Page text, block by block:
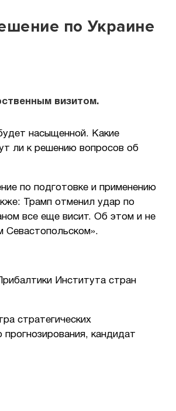
по Украине
визитом.
насыщенной. Какие
ли к решению вопросов об
по подготовке и применению
Трамп отменил удар по
все еще висит. Об этом и не
Севастопольском».
Института стран
стратегических
прогнозирования, кандидат